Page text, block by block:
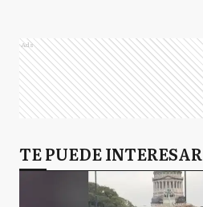
Ads
TE PUEDE INTERESAR